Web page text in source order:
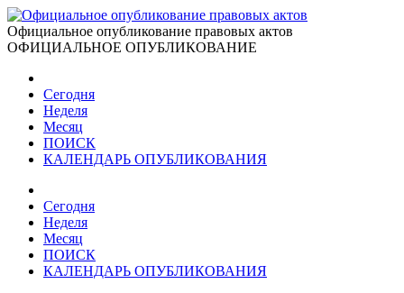
Официальное опубликование правовых актов
ОФИЦИАЛЬНОЕ ОПУБЛИКОВАНИЕ
Сегодня
Неделя
Месяц
ПОИСК
КАЛЕНДАРЬ ОПУБЛИКОВАНИЯ
Сегодня
Неделя
Месяц
ПОИСК
КАЛЕНДАРЬ ОПУБЛИКОВАНИЯ